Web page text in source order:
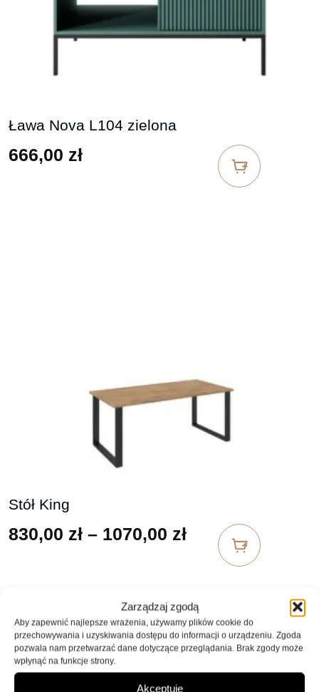
Zarządzaj zgodą
Aby zapewnić najlepsze wrażenia, używamy plików cookie do
przechowywania i uzyskiwania dostępu do informacji o urządzeniu. Zgoda
pozwala nam przetwarzać dane dotyczące przeglądania. Brak zgody może
wpłynąć na funkcje strony.
Akceptuję
Ława Nova L104 zielona
666,00 zł
Stół King
830,00 zł – 1070,00 złZakres cen: od